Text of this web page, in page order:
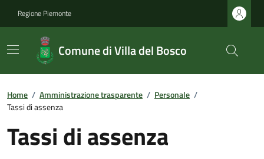
Regione Piemonte
Comune di Villa del Bosco
Home / Amministrazione trasparente / Personale /
Tassi di assenza
Tassi di assenza